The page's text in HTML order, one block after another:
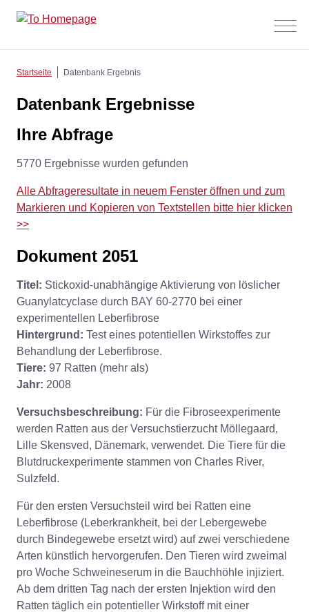
Menü
Startseite Datenbank Ergebnis
Datenbank Ergebnisse
Ihre Abfrage
5770 Ergebnisse wurden gefunden
Alle Abfrageresultate in neuem Fenster öffnen und zum
Markieren und Kopieren von Textstellen bitte hier klicken
>>
Dokument 2051
Titel: Stickoxid-unabhängige Aktivierung von löslicher
Guanylatcyclase durch BAY 60-2770 bei einer
experimentellen Leberfibrose
Hintergrund: Test eines potentiellen Wirkstoffes zur
Behandlung der Leberfibrose.
Tiere: 97 Ratten (mehr als)
Jahr: 2008
Versuchsbeschreibung: Für die Fibroseexperimente
werden Ratten aus der Versuchstierzucht Möllegaard,
Lille Skensved, Dänemark, verwendet. Die Tiere für die
Blutdruckexperimente stammen von Charles River,
Sulzfeld.
Für den ersten Versuchsteil wird bei Ratten eine
Leberfibrose (Leberkrankheit, bei der Lebergewebe
durch Bindegewebe ersetzt wird) auf zwei verschiedene
Arten künstlich hervorgerufen. Den Tieren wird zweimal
pro Woche Schweineserum in die Bauchhöhle injiziert.
Ab dem dritten Tag nach der ersten Injektion wird den
Ratten täglich ein potentieller Wirkstoff mit einer